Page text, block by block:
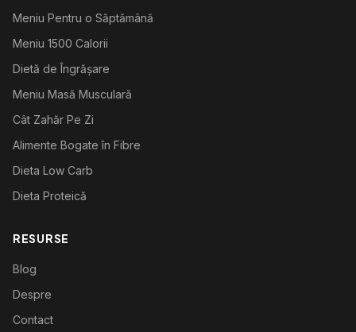
Meniu Pentru o Săptămână
Meniu 1500 Calorii
Dietă de Îngrășare
Meniu Masă Musculară
Cât Zahăr Pe Zi
Alimente Bogate în Fibre
Dieta Low Carb
Dieta Proteică
RESURSE
Blog
Despre
Contact